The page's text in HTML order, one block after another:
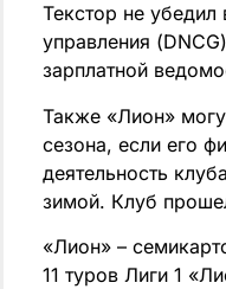
Текстор не
управления
зарплатной
Также «Лион»
сезона, если его
деятельность
зимой. Клуб
«Лион» –
11 туров Лиги 1